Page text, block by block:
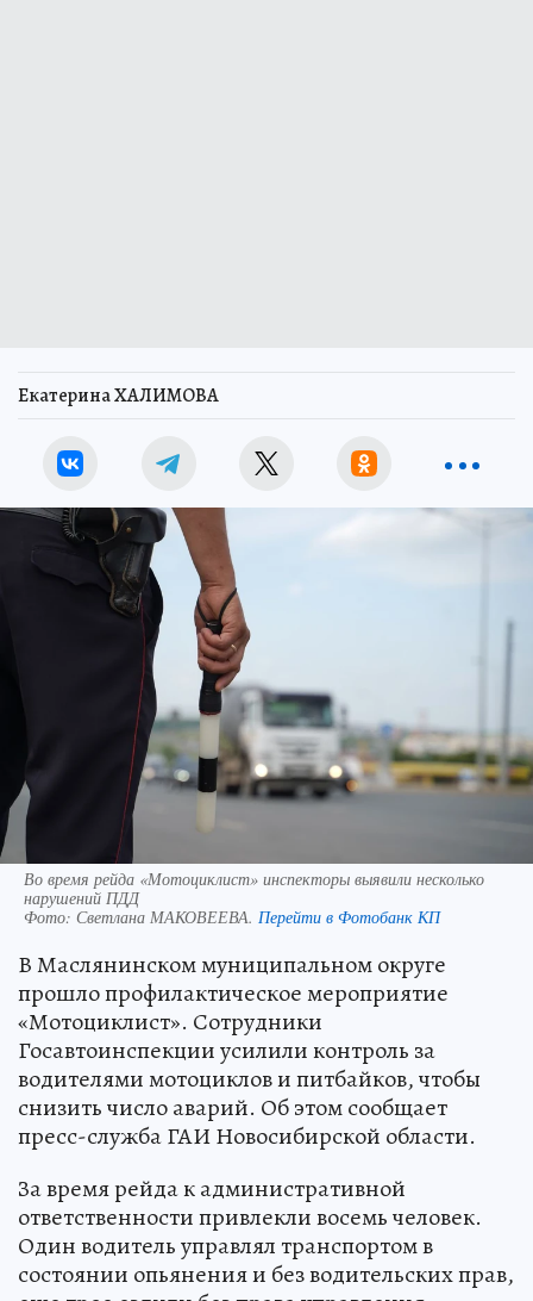
Екатерина ХАЛИМОВА
Во время рейда «Мотоциклист» инспекторы выявили несколько
нарушений ПДД
Фото: Светлана МАКОВЕЕВА. Перейти в Фотобанк КП
В Маслянинском муниципальном округе
прошло профилактическое мероприятие
«Мотоциклист». Сотрудники
Госавтоинспекции усилили контроль за
водителями мотоциклов и питбайков, чтобы
снизить число аварий. Об этом сообщает
пресс-служба ГАИ Новосибирской области.
За время рейда к административной
ответственности привлекли восемь человек.
Один водитель управлял транспортом в
состоянии опьянения и без водительских прав,